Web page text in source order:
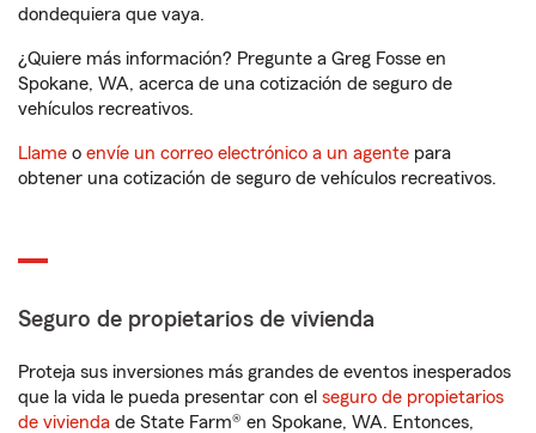
dondequiera que vaya.
¿Quiere más información? Pregunte a Greg Fosse en
Spokane, WA, acerca de una cotización de seguro de
vehículos recreativos.
Llame o envíe un correo electrónico a un agente para
obtener una cotización de seguro de vehículos recreativos.
Seguro de propietarios de vivienda
Proteja sus inversiones más grandes de eventos inesperados
que la vida le pueda presentar con el seguro de propietarios
de vivienda de State Farm® en Spokane, WA. Entonces,